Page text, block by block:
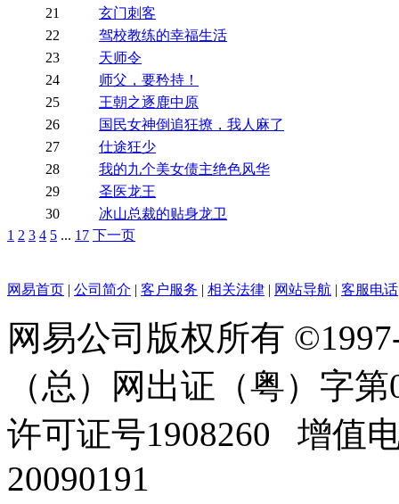
21
玄门刺客
22
驾校教练的幸福生活
23
天师令
24
师父，要矜持！
25
王朝之逐鹿中原
26
国民女神倒追狂撩，我人麻了
27
仕途狂少
28
我的九个美女债主绝色风华
29
圣医龙王
30
冰山总裁的贴身龙卫
1 2 3 4 5 ... 17 下一页
网易首页 | 公司简介 | 客户服务 | 相关法律 | 网站导航 | 客服电话
网易公司版权所有
（总）网出证（粤）字
许可证号1908260 增值
20090191